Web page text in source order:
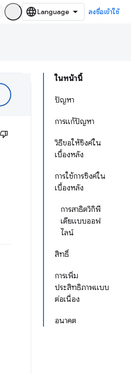
ลงชื่อเข้าใช้
ในหน้านี้
ปัญหา
การแก้ปัญหา
วิธีขอให้ซิงค์ใน
เบื้องหลัง
การใช้การซิงค์ใน
เบื้องหลัง
การสาธิตวิกิพี
เดียแบบออฟ
ไลน์
สิทธิ์
การเพิ่ม
ประสิทธิภาพแบบ
ต่อเนื่อง
อนาคต